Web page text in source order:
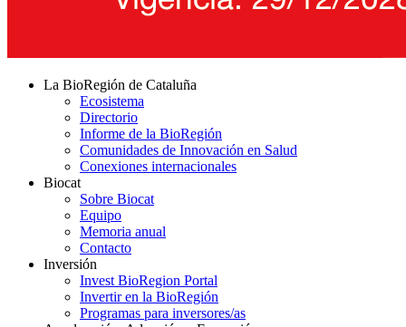
La BioRegión de Cataluña
Ecosistema
Directorio
Informe de la BioRegión
Comunidades de Innovación en Salud
Conexiones internacionales
Biocat
Sobre Biocat
Equipo
Memoria anual
Contacto
Inversión
Invest BioRegion Portal
Invertir en la BioRegión
Programas para inversores/as